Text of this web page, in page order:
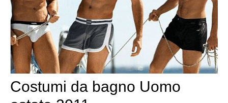
Costumi da bagno Uomo